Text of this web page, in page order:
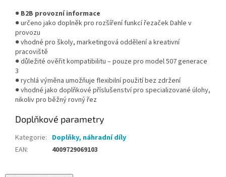
● B2B provozní informace
● určeno jako doplněk pro rozšíření funkcí řezaček Dahle v
provozu
● vhodné pro školy, marketingová oddělení a kreativní
pracoviště
● důležité ověřit kompatibilitu – pouze pro model 507 generace
3
● rychlá výměna umožňuje flexibilní použití bez zdržení
● vhodné jako doplňkové příslušenství pro specializované úlohy,
nikoliv pro běžný rovný řez
Doplňkové parametry
Kategorie: Doplňky, náhradní díly
EAN: 4009729069103